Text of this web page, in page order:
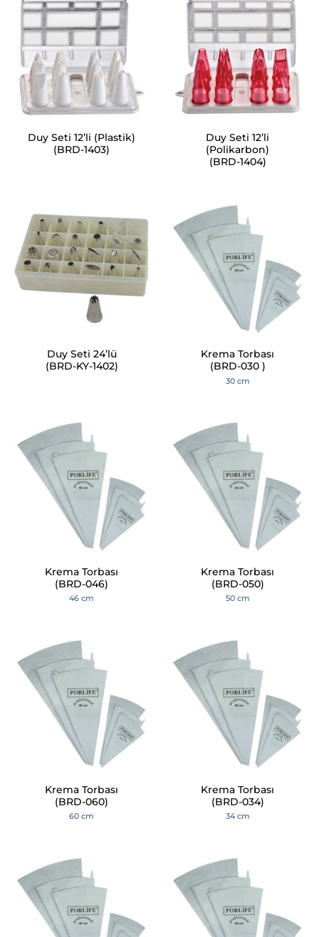
Duy Seti 12’li (Plastik)
(BRD-1403)
Duy Seti 12’li
(Polikarbon)
(BRD-1404)
Duy Seti 24’lü
(BRD-KY-1402)
Krema Torbası
(BRD-030 )
30 cm
Krema Torbası
(BRD-046)
46 cm
Krema Torbası
(BRD-050)
50 cm
Krema Torbası
(BRD-060)
60 cm
Krema Torbası
(BRD-034)
34 cm